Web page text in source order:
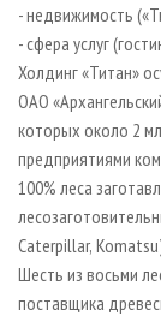
- недвижимость
- сфера услуг
Холдинг «Титан»
ОАО
которых около 2
предприятиями
100% леса
Caterpillar,
Шесть из восьми
поставщика